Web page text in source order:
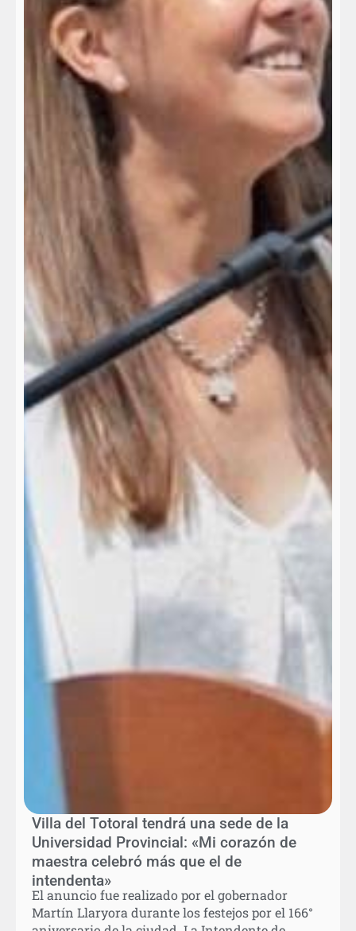
Villa del Totoral tendrá una sede de la
Universidad Provincial: «Mi corazón de
maestra celebró más que el de
intendenta»
El anuncio fue realizado por el gobernador
Martín Llaryora durante los festejos por el 166°